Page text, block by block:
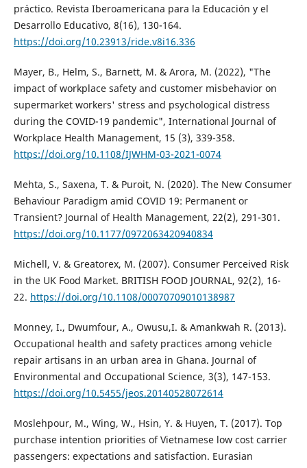
práctico. Revista Iberoamericana para la Educación y el
Desarrollo Educativo, 8(16), 130-164.
https://doi.org/10.23913/ride.v8i16.336
Mayer, B., Helm, S., Barnett, M. & Arora, M. (2022), "The
impact of workplace safety and customer misbehavior on
supermarket workers' stress and psychological distress
during the COVID-19 pandemic", International Journal of
Workplace Health Management, 15 (3), 339-358.
https://doi.org/10.1108/IJWHM-03-2021-0074
Mehta, S., Saxena, T. & Puroit, N. (2020). The New Consumer
Behaviour Paradigm amid COVID 19: Permanent or
Transient? Journal of Health Management, 22(2), 291-301.
https://doi.org/10.1177/0972063420940834
Michell, V. & Greatorex, M. (2007). Consumer Perceived Risk
in the UK Food Market. BRITISH FOOD JOURNAL, 92(2), 16-
22. https://doi.org/10.1108/00070709010138987
Monney, I., Dwumfour, A., Owusu,I. & Amankwah R. (2013).
Occupational health and safety practices among vehicle
repair artisans in an urban area in Ghana. Journal of
Environmental and Occupational Science, 3(3), 147-153.
https://doi.org/10.5455/jeos.20140528072614
Moslehpour, M., Wing, W., Hsin, Y. & Huyen, T. (2017). Top
purchase intention priorities of Vietnamese low cost carrier
passengers: expectations and satisfaction. Eurasian